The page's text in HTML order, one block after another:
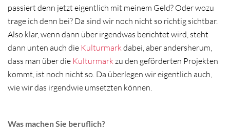
passiert denn jetzt eigentlich mit meinem Geld? Oder wozu
trage ich denn bei? Da sind wir noch nicht so richtig sichtbar.
Also klar, wenn dann über irgendwas berichtet wird, steht
dann unten auch die Kulturmark dabei, aber andersherum,
dass man über die Kulturmark zu den geförderten Projekten
kommt, ist noch nicht so. Da überlegen wir eigentlich auch,
wie wir das irgendwie umsetzten können.
Was machen Sie beruflich?